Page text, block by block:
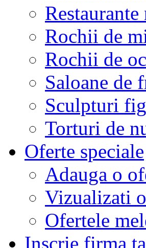
Rochii de
Rochii de
Saloane de
Sculpturi
Torturi de
Oferte speciale
Adauga o
Vizualizati
Ofertele
Inscrie firma ta